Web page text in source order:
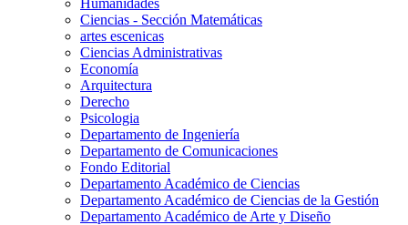
Humanidades
Ciencias - Sección Matemáticas
artes escenicas
Ciencias Administrativas
Economía
Arquitectura
Derecho
Psicologia
Departamento de Ingeniería
Departamento de Comunicaciones
Fondo Editorial
Departamento Académico de Ciencias
Departamento Académico de Ciencias de la Gestión
Departamento Académico de Arte y Diseño